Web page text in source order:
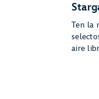
Ten la
aire